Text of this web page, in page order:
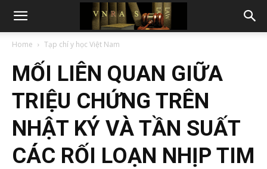
Home Tạp chí y học Việt Nam
MỐI LIÊN QUAN GIỮA
TRIỆU CHỨNG TRÊN
NHẬT KÝ VÀ TẦN SUẤT
CÁC RỐI LOẠN NHỊP TIM